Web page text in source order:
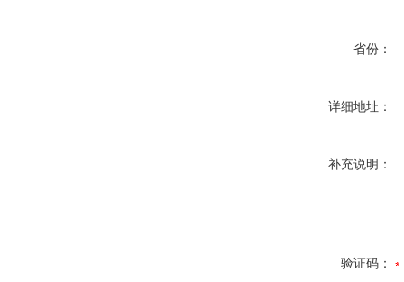
省份：
详细地址：
补充说明：
验证码：